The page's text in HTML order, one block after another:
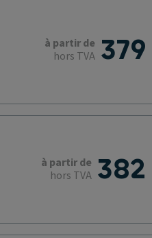
à partir de
hors TVA
à partir de
hors TVA